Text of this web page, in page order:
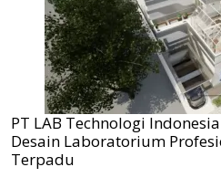
PT LAB Technologi
Desain Laboratorium
Terpadu